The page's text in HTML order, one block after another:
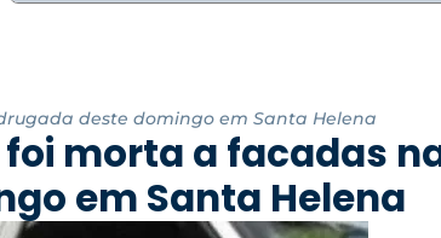
deste domingo em Santa Helena
morta a facadas
em Santa Helena